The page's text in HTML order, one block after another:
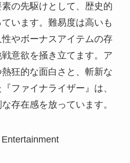
の先駆けとして、歴史的
います。難易度は高いも
やボーナスアイテムの存
意欲を掻き立てます。ア
狂的な面白さと、斬新な
ファイナライザー』は、
存在感を放っています。